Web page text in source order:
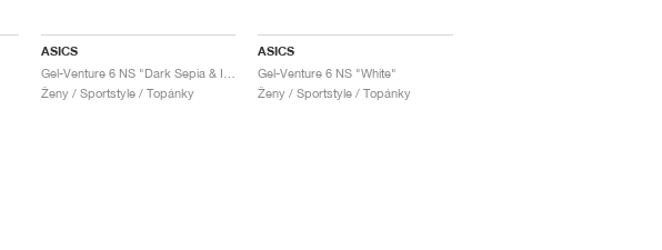
ASICS
Ženy / Sportstyle / Topánky
ASICS
Gel-Venture 6 NS "White"
Ženy / Sportstyle / Topánky